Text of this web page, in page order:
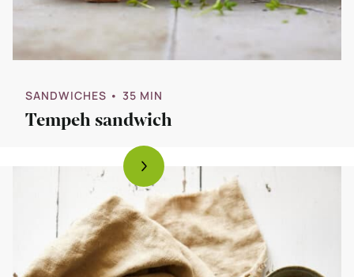
SANDWICHES • 35 MIN
Tempeh sandwich